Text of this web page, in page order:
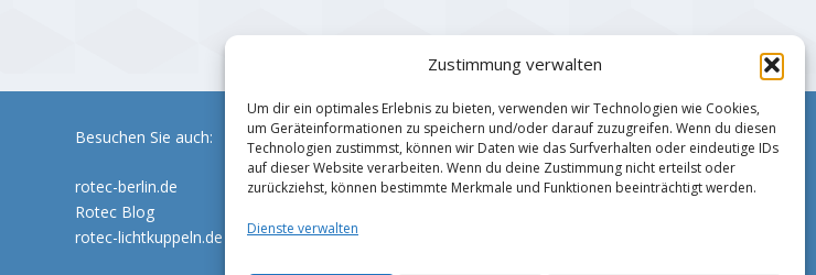
Zustimmung verwalten
Um dir ein optimales Erlebnis zu bieten, verwenden wir Technologien wie Cookies,
um Geräteinformationen zu speichern und/oder darauf zuzugreifen. Wenn du diesen
Technologien zustimmst, können wir Daten wie das Surfverhalten oder eindeutige IDs
auf dieser Website verarbeiten. Wenn du deine Zustimmung nicht erteilst oder
zurückziehst, können bestimmte Merkmale und Funktionen beeinträchtigt werden.
Dienste verwalten
Besuchen Sie auch:
rotec-berlin.de
Rotec Blog
rotec-lichtkuppeln.de
Impressum
Zahlungsmethoden
Datenschutz